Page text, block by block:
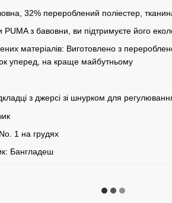
32% перероблений поліестер,
з бавовни, ви підтримуєте його
матеріалів: Виготовлено з
уперед, на краще майбутньому
з джерсі зі шнурком для
1 на грудях
Бангладеш